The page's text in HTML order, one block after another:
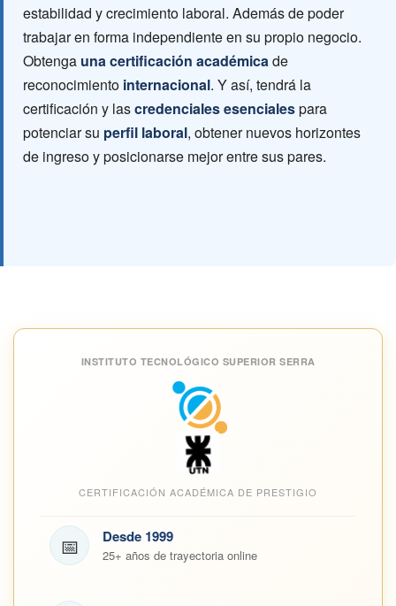
estabilidad y crecimiento laboral. Además de poder
trabajar en forma independiente en su propio negocio.
Obtenga una certificación académicade
reconocimiento internacional. Y así, tendrá la
certificación y lascredenciales esencialespara
potenciar su perfil laboral, obtener nuevos horizontes
de ingreso y posicionarse mejor entre sus pares.
INSTITUTO TECNOLÓGICO SUPERIOR SERRA
CERTIFICACIÓN ACADÉMICA DE PRESTIGIO
📅 Desde 1999
25+ años de trayectoria online